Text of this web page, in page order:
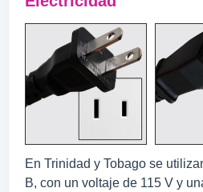
En Trinidad y Tobago se
B, con un voltaje de 115 V y